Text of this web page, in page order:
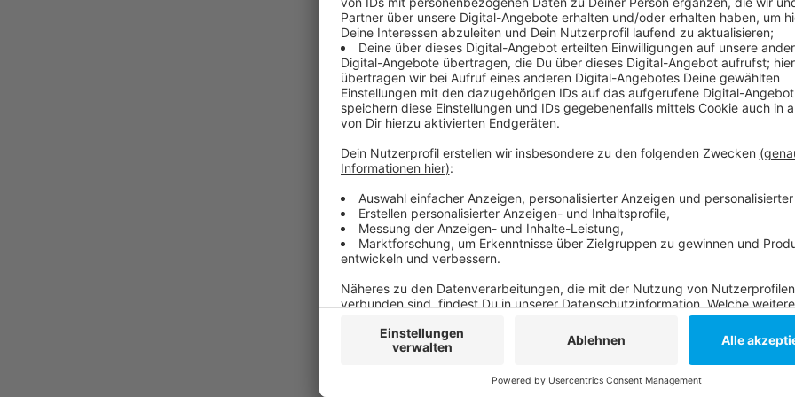
Comedy
Atze Schröders Kaltstart 24:
Anzeige
Wie wird euer Jahresstart 2024? Macht euch keine
braucht man einen erfahrenen Kapitän, der einen in
schippert. Atzes Mantra für ein glückliches Leben:
voraus und viel Spaß bei Atze Schröders Kaltstart 24.